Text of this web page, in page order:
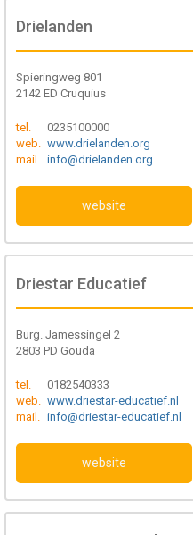
Drielanden
Spieringweg 801
2142 ED Cruquius
tel.
0235100000
web. www.drielanden.org
mail. info@drielanden.org
website
Driestar Educatief
Burg. Jamessingel 2
2803 PD Gouda
tel.
0182540333
web. www.driestar-educatief.nl
mail. info@driestar-educatief.nl
website